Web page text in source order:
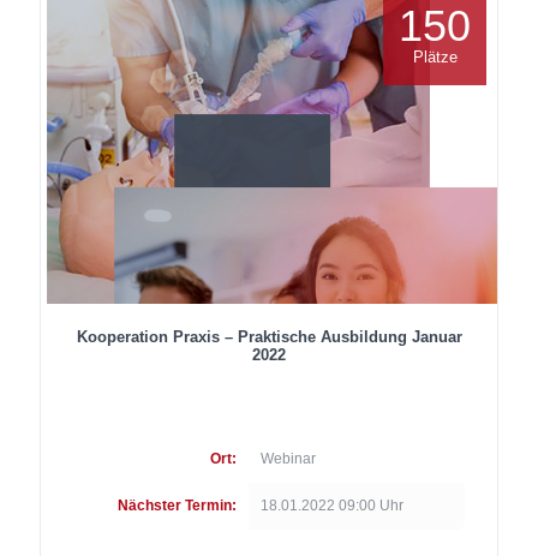
Kooperation Praxis – Praktische Ausbildung Januar
2022
Ort: Webinar
Nächster Termin: 18.01.2022 09:00 Uhr
150
Plätze